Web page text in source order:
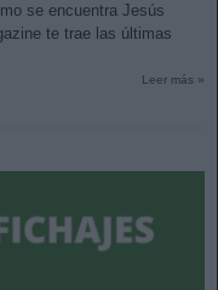
se encuentra Jesús
te trae las últimas
Leer más »